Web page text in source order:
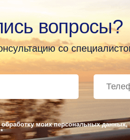
вопросы?
со
моих персональных данных,
*